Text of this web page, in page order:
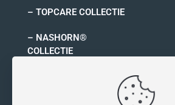
– TOPCARE COLLECTIE
– NASHORN®
COLLECTIE